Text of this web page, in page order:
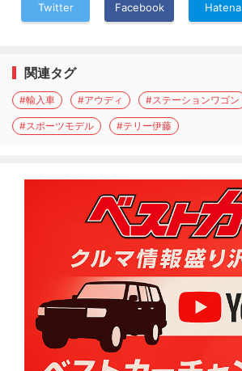
Twitter Facebook Hatena
関連タグ
#輸入車 #アウディ #ステーションワゴン
#スポーツモデル #テリー伊藤